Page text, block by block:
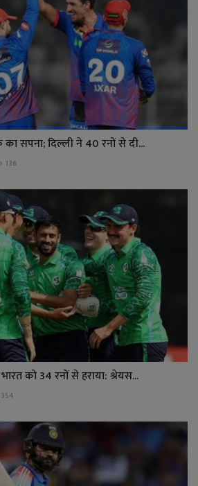
सपना; दिल्ली ने 40 रनों से दी...
136
को 34 रनों से हराया: श्रेयस...
354